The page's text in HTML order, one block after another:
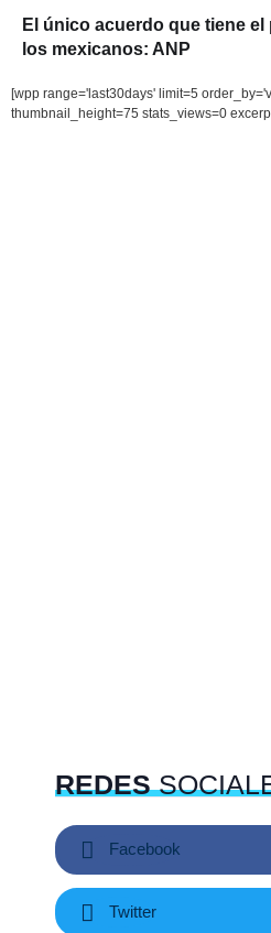
El único acuerdo que tiene
los mexicanos: ANP
[wpp range='last30days' limit=5
thumbnail_height=75 stats_views=0
REDES
Facebook
Twitter